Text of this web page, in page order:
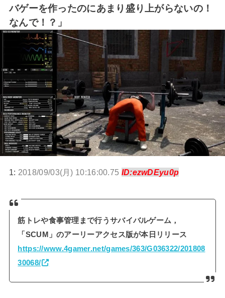
バゲーを作ったのにあまり盛り上がらないの！
なんで！？」
1: 2018/09/03(月) 10:16:00.75 ID:ezwDEyu0p
筋トレや食事管理まで行うサバイバルゲーム，
「SCUM」のアーリーアクセス版が本日リリース
https://www.4gamer.net/games/363/G036322/201808
30068/